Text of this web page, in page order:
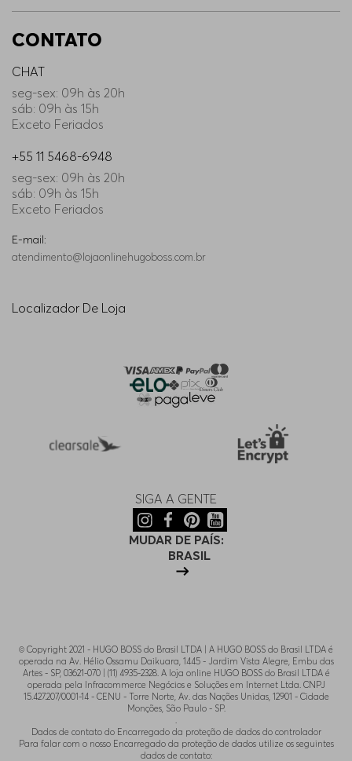
CONTATO
CHAT
seg-sex: 09h às 20h
sáb: 09h às 15h
Exceto Feriados
+55 11 5468-6948
seg-sex: 09h às 20h
sáb: 09h às 15h
Exceto Feriados
E-mail:
atendimento@lojaonlinehugoboss.com.br
Localizador De Loja
SIGA A GENTE
MUDAR DE PAÍS:
BRASIL
© Copyright 2021 - HUGO BOSS do Brasil LTDA | A HUGO BOSS do Brasil LTDA é
operada na Av. Hélio Ossamu Daikuara, 1445 - Jardim Vista Alegre, Embu das
Artes - SP, 03621-070 | (11) 4935-2328. A loja online HUGO BOSS do Brasil LTDA é
operada pela Infracommerce Negócios e Soluções em Internet Ltda. CNPJ
15.427.207/0001-14 - CENU - Torre Norte, Av. das Nações Unidas, 12901 - Cidade
Monções, São Paulo - SP.
.
Dados de contato do Encarregado da proteção de dados do controlador
Para falar com o nosso Encarregado da proteção de dados utilize os seguintes
dados de contato: